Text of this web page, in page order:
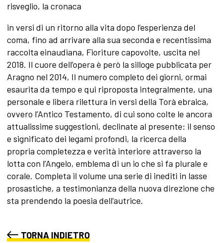
risveglio, la cronaca
in versi di un ritorno alla vita dopo l’esperienza del
coma, fino ad arrivare alla sua seconda e recentissima
raccolta einaudiana, Fioriture capovolte, uscita nel
2018. Il cuore dell’opera è però la silloge pubblicata per
Aragno nel 2014, Il numero completo dei giorni, ormai
esaurita da tempo e qui riproposta integralmente, una
personale e libera rilettura in versi della Torà ebraica,
ovvero l’Antico Testamento, di cui sono colte le ancora
attualissime suggestioni, declinate al presente: il senso
e significato dei legami profondi, la ricerca della
propria completezza e verità interiore attraverso la
lotta con l’Angelo, emblema di un io che si fa plurale e
corale. Completa il volume una serie di inediti in lasse
prosastiche, a testimonianza della nuova direzione che
sta prendendo la poesia dell’autrice.
TORNA INDIETRO